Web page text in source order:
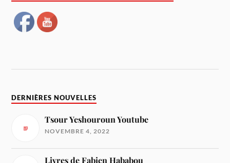
DERNIÈRES NOUVELLES
Tsour Yeshouroun Youtube
NOVEMBRE 4, 2022
Livres de Fabien Hababou